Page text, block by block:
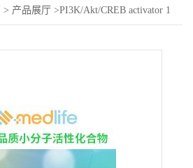
> 产品展厅 >PI3K/Akt/CREB activator 1